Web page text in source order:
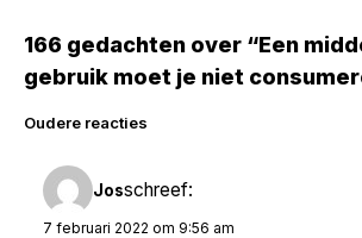
166 gedachten over “Een
gebruik moet je niet
Reacties
navigatie
Oudere reacties
Josschreef:
7 februari 2022 om 9:56 am